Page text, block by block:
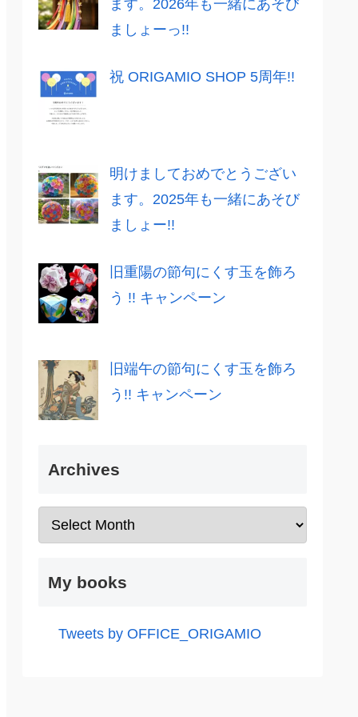
ます。2026年も一緒にあそび
ましょーっ!!
祝 ORIGAMIO SHOP 5周年!!
明けましておめでとうござい
ます。2025年も一緒にあそび
ましょー!!
旧重陽の節句にくす玉を飾ろ
う !! キャンペーン
旧端午の節句にくす玉を飾ろ
う!! キャンペーン
Archives
My books
Tweets by OFFICE_ORIGAMIO